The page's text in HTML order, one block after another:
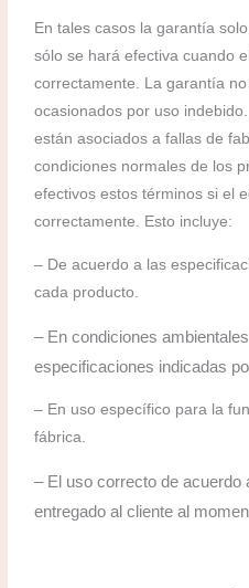
En tales casos la garantía
sólo se hará efectiva cuando
correctamente. La garantía
ocasionados por uso
están asociados a fallas de
condiciones normales de los
efectivos estos términos si el
correctamente. Esto incluye:
– De acuerdo a las
cada producto.
– En condiciones
especificaciones indicadas
– En uso específico para la
fábrica.
– El uso correcto de acuerdo
entregado al cliente al